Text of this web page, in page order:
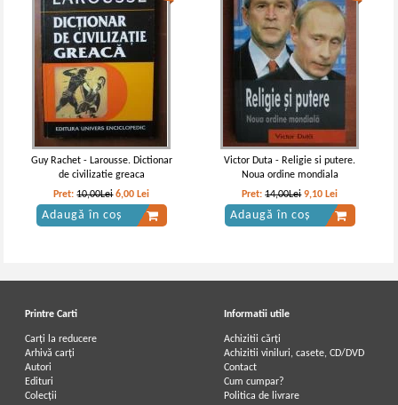
Guy Rachet - Larousse. Dictionar
de civilizatie greaca
Pret:10,00Lei 6,00 Lei
Adaugă în coș
Victor Duta - Religie si putere.
Noua ordine mondiala
Pret:14,00Lei 9,10 Lei
Adaugă în coș
Printre Carti
Carți la reducere
Arhivă carți
Autori
Edituri
Colecții
Informatii utile
Achizitii cărți
Achizitii viniluri, casete, CD/DVD
Contact
Cum cumpar?
Politica de livrare